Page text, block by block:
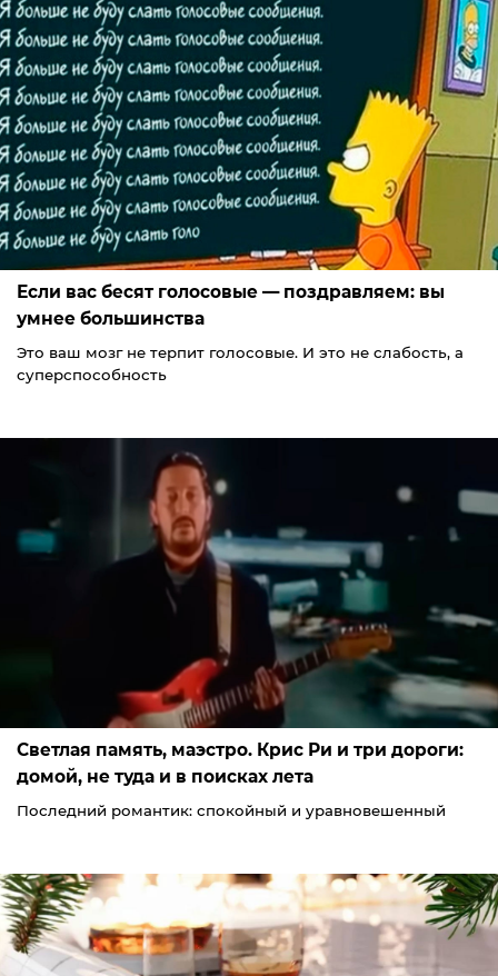
Если вас бесят голосовые — поздравляем: вы
умнее большинства
Это ваш мозг не терпит голосовые. И это не слабость, а
суперспособность
Светлая память, маэстро. Крис Ри и три дороги:
домой, не туда и в поисках лета
Последний романтик: спокойный и уравновешенный